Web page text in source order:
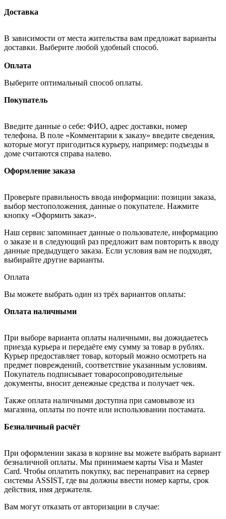
Доставка
В зависимости от места жительства вам предложат варианты
доставки. Выберите любой удобный способ.
Оплата
Выберите оптимальный способ оплаты.
Покупатель
Введите данные о себе: ФИО, адрес доставки, номер
телефона. В поле «Комментарии к заказу» введите сведения,
которые могут пригодиться курьеру, например: подъезды в
доме считаются справа налево.
Оформление заказа
Проверьте правильность ввода информации: позиции заказа,
выбор местоположения, данные о покупателе. Нажмите
кнопку «Оформить заказ».
Наш сервис запоминает данные о пользователе, информацию
о заказе и в следующий раз предложит вам повторить к вводу
данные предыдущего заказа. Если условия вам не подходят,
выбирайте другие варианты.
Оплата
Вы можете выбрать один из трёх вариантов оплаты:
Оплата наличными
При выборе варианта оплаты наличными, вы дожидаетесь
приезда курьера и передаёте ему сумму за товар в рублях.
Курьер предоставляет товар, который можно осмотреть на
предмет повреждений, соответствие указанным условиям.
Покупатель подписывает товаросопроводительные
документы, вносит денежные средства и получает чек.
Также оплата наличными доступна при самовывозе из
магазина, оплаты по почте или использовании постамата.
Безналичный расчёт
При оформлении заказа в корзине вы можете выбрать вариант
безналичной оплаты. Мы принимаем карты Visa и Master
Card. Чтобы оплатить покупку, вас перенаправит на сервер
системы ASSIST, где вы должны ввести номер карты, срок
действия, имя держателя.
Вам могут отказать от авторизации в случае: